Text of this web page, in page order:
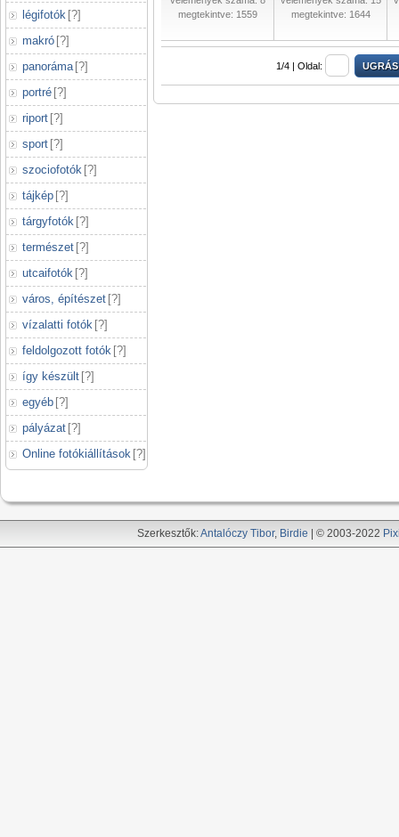
légifotók [?]
makró [?]
panoráma [?]
portré [?]
riport [?]
sport [?]
szociofotók [?]
tájkép [?]
tárgyfotók [?]
természet [?]
utcaifotók [?]
város, építészet [?]
vízalatti fotók [?]
feldolgozott fotók [?]
így készült [?]
egyéb [?]
pályázat [?]
Online fotókiállítások [?]
megtekintve: 1559
megtekintve: 1644
1/4 | Oldal:
Szerkesztők:Antalóczy Tibor, Birdie | © 2003-2022